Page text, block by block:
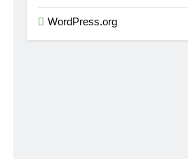
WordPress.org